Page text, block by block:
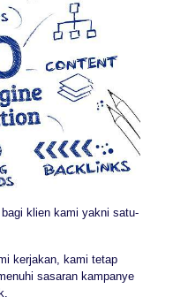
klien kami yakni satu-
kerjakan, kami tetap
sasaran kampanye